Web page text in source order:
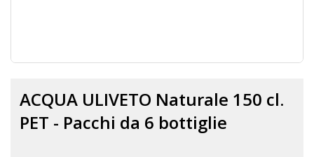
della
galleria
immagini
ACQUA ULIVETO Naturale 150 cl.
PET - Pacchi da 6 bottiglie